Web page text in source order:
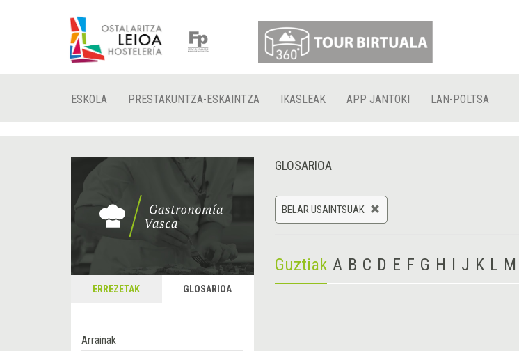
ESKOLA PRESTAKUNTZA-ESKAINTZA IKASLEAK APP JANTOKI LAN-POLTSA
ERREZETAK GLOSARIOA
Arrainak
GLOSARIOA
BELAR USAINTSUAK
Guztiak A B C D E F G H I J K L M